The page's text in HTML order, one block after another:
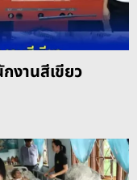
งานสีเขียว